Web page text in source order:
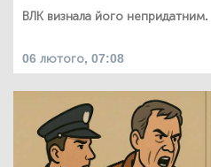
ВЛК визнала його непридатним.
06 лютого, 07:08